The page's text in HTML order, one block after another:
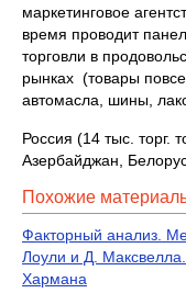
маркетинговое
время проводит
торговли в
рынках (товары
автомасла, шины,
Россия (14 тыс. торг.
Азербайджан,
Похожие
Факторный анализ.
Лоули и Д.
Хармана